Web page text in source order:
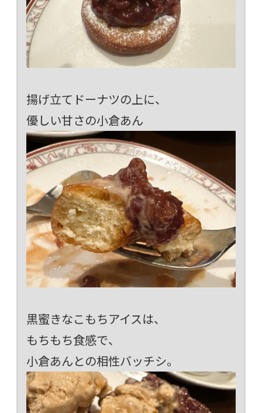
揚げ立てドーナツの上に、
優しい甘さの小倉あん
黒蜜きなこもちアイスは、
もちもち食感で、
小倉あんとの相性バッチシ。